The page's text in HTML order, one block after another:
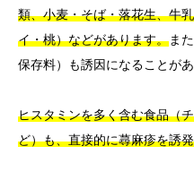
類、小麦・そば・落花生、牛
イ・桃）などがあります。ま
保存料）も誘因になることがあ
ヒスタミンを多く含む食品（
ど）も、直接的に蕁麻疹を誘